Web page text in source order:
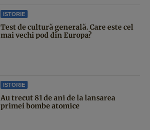
ISTORIE
Test de cultură generală. Care este cel
mai vechi pod din Europa?
ISTORIE
Au trecut 81 de ani de la lansarea
primei bombe atomice